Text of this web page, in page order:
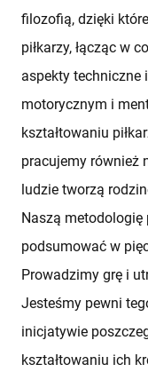
filozofią, dzięki
piłkarzy, łącząc w
aspekty techniczne
motorycznym i
kształtowaniu
pracujemy również
ludzie tworzą
Naszą
podsumować w
Prowadzimy grę i
Jesteśmy pewni
inicjatywie
kształtowaniu ich